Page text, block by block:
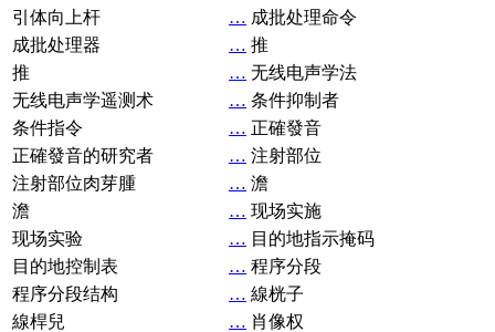
引体向上杆
… 成批处理命令
成批处理器
… 推
推
… 无线电声学法
无线电声学遥测术
… 条件抑制者
条件指令
… 正確發音
正確發音的研究者
… 注射部位
注射部位肉芽腫
… 澹
澹
… 现场实施
现场实验
… 目的地指示掩码
目的地控制表
… 程序分段
程序分段结构
… 線桄子
線桿兒
… 肖像权